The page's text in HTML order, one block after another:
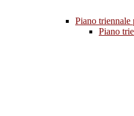
Piano triennale
Piano